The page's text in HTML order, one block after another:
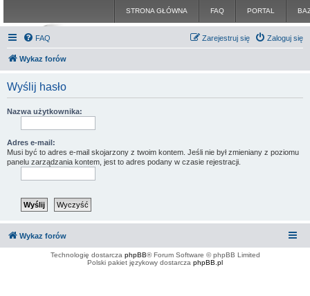
STRONA GŁÓWNA FAQ PORTAL
FAQ Zaloguj się
Zarejestruj się
Wykaz forów
Wyślij hasło
Nazwa użytkownika:
Adres e-mail:
Musi być to adres e-mail skojarzony z twoim kontem. Jeśli nie był zmieniany z poziomu
panelu zarządzania kontem, jest to adres podany w czasie rejestracji.
Wykaz forów
Technologię dostarcza phpBB® Forum Software © phpBB Limited
Polski pakiet językowy dostarcza phpBB.pl